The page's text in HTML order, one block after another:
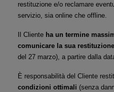
restituzione e/o reclamare
servizio, sia online che offline.
Il Cliente ha un termine
comunicare la sua restituzione
del 27 marzo), a partire dalla
condizioni ottimali